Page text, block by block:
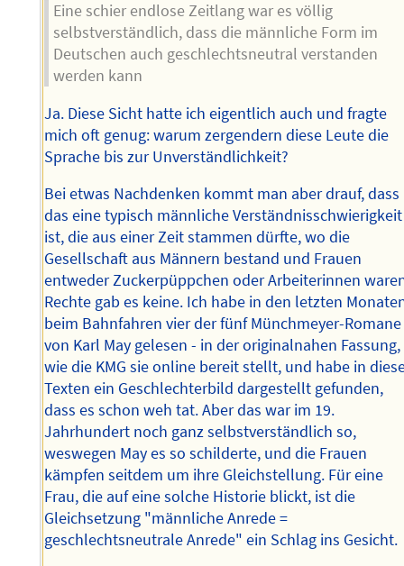
Eine schier endlose Zeitlang war es völlig
selbstverständlich, dass die männliche Form im
Deutschen auch geschlechtsneutral verstanden
werden kann
Ja. Diese Sicht hatte ich eigentlich auch und fragte
mich oft genug: warum zergendern diese Leute die
Sprache bis zur Unverständlichkeit?
Bei etwas Nachdenken kommt man aber drauf, dass
das eine typisch männliche Verständnisschwierigkeit
ist, die aus einer Zeit stammen dürfte, wo die
Gesellschaft aus Männern bestand und Frauen
entweder Zuckerpüppchen oder Arbeiterinnen
Rechte gab es keine. Ich habe in den letzten
beim Bahnfahren vier der fünf Münchmeyer-Romane
von Karl May gelesen - in der originalnahen Fassung,
wie die KMG sie online bereit stellt, und habe in
Texten ein Geschlechterbild dargestellt gefunden,
dass es schon weh tat. Aber das war im 19.
Jahrhundert noch ganz selbstverständlich so,
weswegen May es so schilderte, und die Frauen
kämpfen seitdem um ihre Gleichstellung. Für eine
Frau, die auf eine solche Historie blickt, ist die
Gleichsetzung "männliche Anrede =
geschlechtsneutrale Anrede" ein Schlag ins Gesicht.